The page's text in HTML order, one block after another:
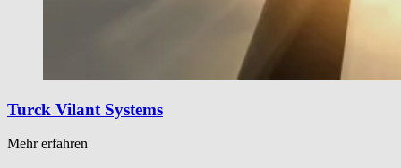
Turck Vilant Systems
Mehr erfahren